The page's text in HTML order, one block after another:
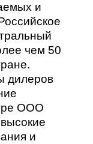
и
чем 50
дилеров
ООО
и